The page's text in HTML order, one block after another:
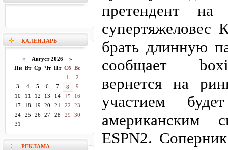
КАЛЕНДАРЬ
« Август 2026 »
Пн Вт Ср Чт Пт Сб Вс
1
2
3
4 5 6 7 8
9
10
11 12 13 14 15
16
17
18 19 20 21 22
23
24
25 26 27 28 29
30
31
РЕКЛАМА
претендент
супертяжеловес
брать длинную
сообщает
вернется на
участием
американским
ESPN2.